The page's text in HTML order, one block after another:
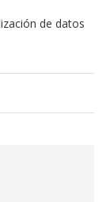
de datos